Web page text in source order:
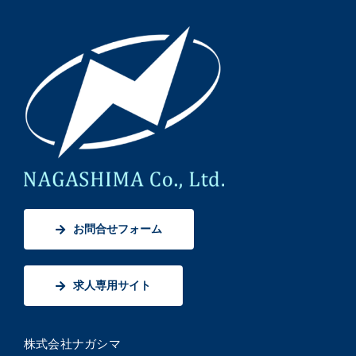
お問合せフォーム
求人専用サイト
株式会社ナガシマ